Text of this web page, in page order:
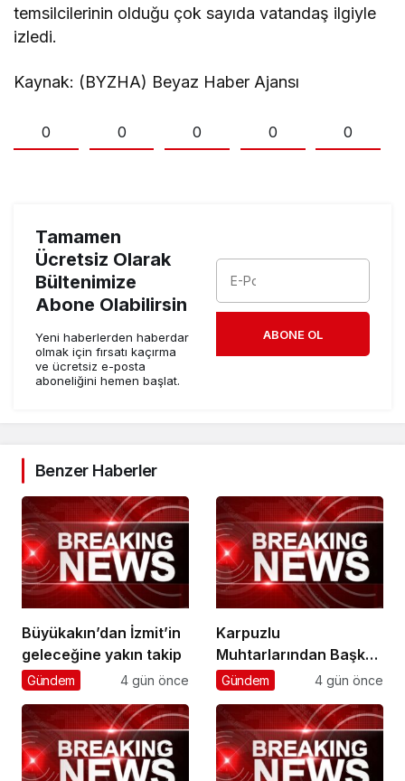
temsilcilerinin olduğu çok sayıda vatandaş ilgiyle
izledi.
Kaynak: (BYZHA) Beyaz Haber Ajansı
0 0 0 0 0
Tamamen
Ücretsiz Olarak
Bültenimize
Abone Olabilirsin
Yeni haberlerden haberdar
olmak için fırsatı kaçırma
ve ücretsiz e-posta
aboneliğini hemen başlat.
ABONE OL
Benzer Haberler
Büyükakın’dan İzmit’in
geleceğine yakın takip
Gündem 4 gün önce
Karpuzlu
Muhtarlarından Başkan
Çerçioğlu’na Hizmet
Gündem 4 gün önce